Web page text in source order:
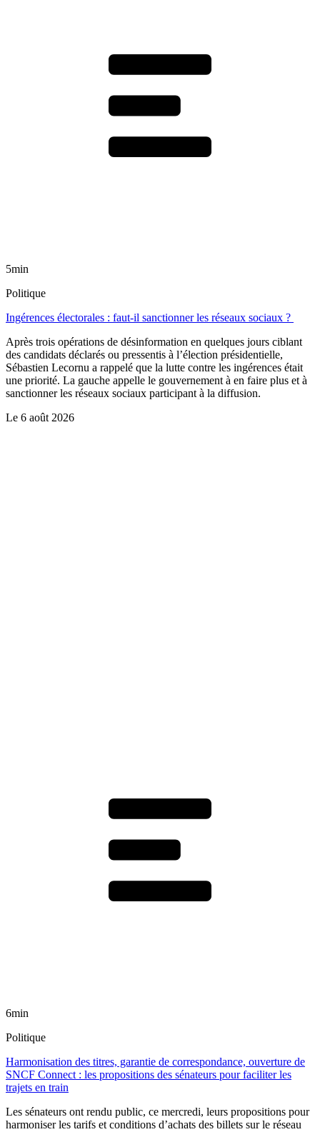
5min
Politique
Ingérences électorales : faut-il sanctionner les réseaux sociaux ?
Après trois opérations de désinformation en quelques jours ciblant
des candidats déclarés ou pressentis à l’élection présidentielle,
Sébastien Lecornu a rappelé que la lutte contre les ingérences était
une priorité. La gauche appelle le gouvernement à en faire plus et à
sanctionner les réseaux sociaux participant à la diffusion.
Le 6 août 2026
6min
Politique
Harmonisation des titres, garantie de correspondance, ouverture de
SNCF Connect : les propositions des sénateurs pour faciliter les
trajets en train
Les sénateurs ont rendu public, ce mercredi, leurs propositions pour
harmoniser les tarifs et conditions d’achats des billets sur le réseau